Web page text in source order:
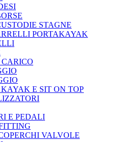
STAGNE
PORTAKAYAK
KAYAK E SIT ON TOP
E PEDALI
VALVOLE